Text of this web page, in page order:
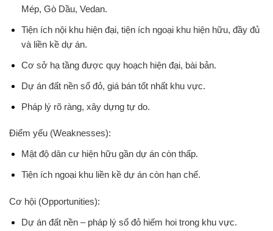
Mép, Gò Dầu, Vedan.
Tiện ích nội khu hiện đại, tiện ích ngoại khu hiện hữu, đầy đủ
và liền kề dự án.
Cơ sở hạ tầng được quy hoạch hiện đại, bài bản.
Dự án đất nền sổ đỏ, giá bán tốt nhất khu vực.
Pháp lý rõ ràng, xây dựng tự do.
Điểm yếu (Weaknesses):
Mật độ dân cư hiện hữu gần dự án còn thấp.
Tiện ích ngoại khu liền kề dự án còn hạn chế.
Cơ hội (Opportunities):
Dự án đất nền – pháp lý sổ đỏ hiếm hoi trong khu vực.